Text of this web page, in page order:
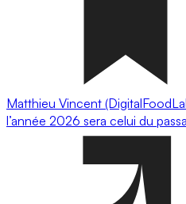
Matthieu Vincent
l’année 2026 sera celui du